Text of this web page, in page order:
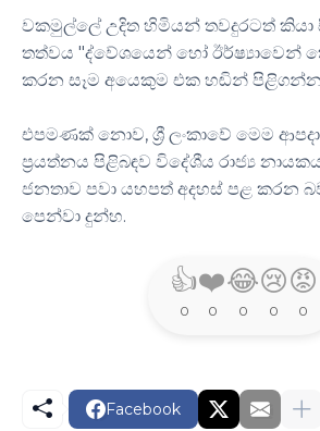
වකමුල්ලේ උදිත හිමියන් තවදුරටත් කියා
තත්වය "ද්වේශයෙන් හෝ ඊර්ෂ්‍යාවෙන්
කරන සෑම අයෙකුම එක හඬින්
එපමණක් නොව, ශ්‍රී ලංකාවේ මෙම
ප්‍රයත්නය පිළිබඳව විදේශීය රාජ්‍ය
ජනතාව පවා යහපත් අදහස් පළ කරන
පෙන්වා දුන්හ.
👍
0
❤️
0
😂
0
😢
0
😡
0
Facebook